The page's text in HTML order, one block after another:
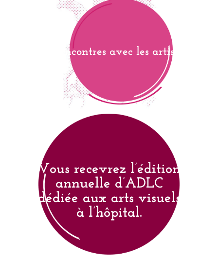
Rencontres avec les artistes,
Vous recevrez l’édition
annuelle d’ADLC
dédiée aux arts visuels
à l’hôpital.